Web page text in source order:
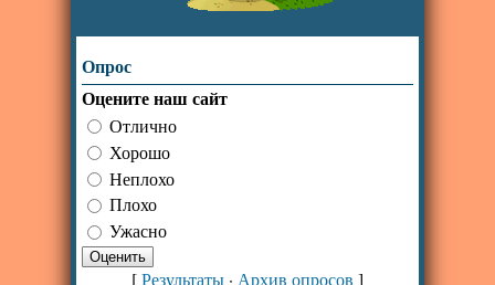
Опрос
Оцените наш сайт
Отлично
Хорошо
Неплохо
Плохо
Ужасно
[Результаты · Архив опросов ]